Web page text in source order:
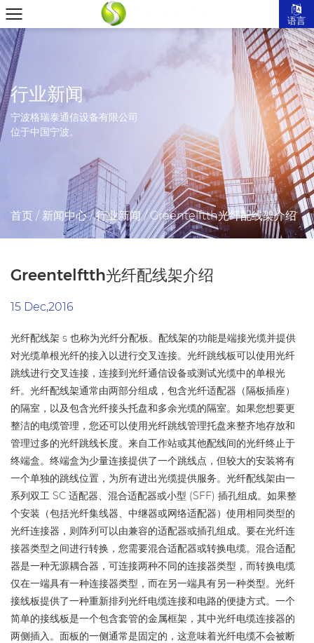
语言
行业新闻
宁波格瑞泰通信设备有限公司
位于中国宁波。
首页 / 新闻中心/行业新闻/Greentelftth光纤配线架介绍
Greentelftth光纤配线架介绍
15 Dec,2016
光纤配线架 s 也称为光纤分配板。配线架的功能是端接光缆并提供
对光缆单根光纤的接入以进行交叉连接。光纤跳线板可以使用光纤
跳线进行交叉连接，连接到光纤通信设备或测试光缆中的单根光
纤。光纤配线架通常由两部分组成，包含光纤适配器（隔板插座）
的隔室，以及包含光纤接头托盘和多余光缆的隔室。如果您想要更
整洁的电缆管理，您还可以使用光纤跳线管理托盘来整齐地存放和
管理过多的光纤跳线长度。来自工作站或其他配线间的光纤终止于
终端盒。终端盒为少量连接提供了一个跳线点，但较大的安装将有
一个单独的跳线位置，为所有进出光缆提供服务。光纤配线架由一
系列双工 SC 适配器、混合适配器或小型 (SFF) 插孔组成。如果整
个安装（包括光纤集线器、中继器或网络适配器）使用相同类型的
光纤连接器，则阵列可以由兼容的适配器或插孔组成。要在光纤连
接器类型之间进行转换，您需要混合适配器或转换电缆。混合适配
器是一种无源耦合器，可连接两种不同的连接器类型，而转换电缆
仅在一端具有一种连接器类型，而在另一端具有另一种类型。光纤
接线板提供了一种重新排列光纤电缆连接和电路的便捷方式。一个
简单的接线板是一个包含套管的金属框架，其中光纤电缆连接器的
两侧插入。面板的一侧通常是固定的，这意味着光纤电缆不会被断